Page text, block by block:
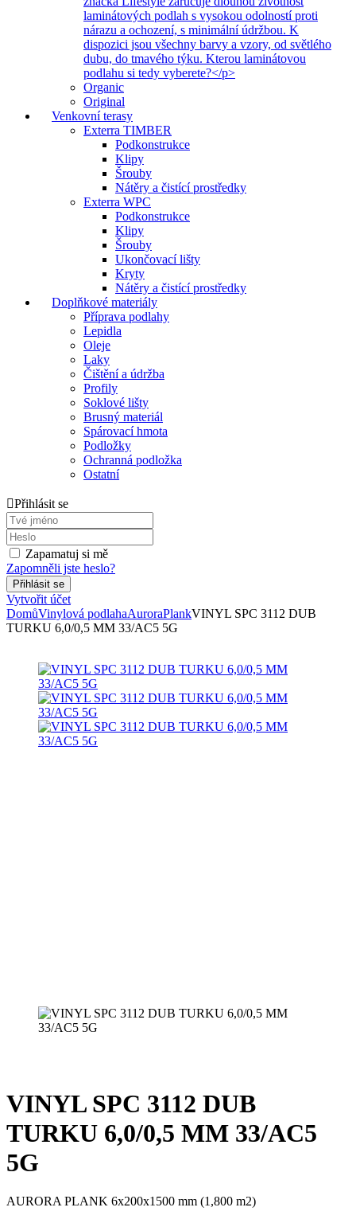
laminátových podlah s vysokou odolností proti
nárazu a ochození, s minimální údržbou. K
dispozici jsou všechny barvy a vzory, od světlého
dubu, do tmavého týku. Kterou laminátovou
podlahu si tedy vyberete?</p>
Organic
Original
Venkovní terasy
Exterra TIMBER
Podkonstrukce
Klipy
Šrouby
Nátěry a čistící prostředky
Exterra WPC
Podkonstrukce
Klipy
Šrouby
Ukončovací lišty
Kryty
Nátěry a čistící prostředky
Doplňkové materiály
Příprava podlahy
Lepidla
Oleje
Laky
Čištění a údržba
Profily
Soklové lišty
Brusný materiál
Spárovací hmota
Podložky
Ochranná podložka
Ostatní
Přihlásit se
Zapamatuj si mě
Zapomněli jste heslo?
Vytvořit účet
DomůVinylová podlahaAuroraPlankVINYL SPC 3112 DUB
TURKU 6,0/0,5 MM 33/AC5 5G
VINYL SPC 3112 DUB
TURKU 6,0/0,5 MM 33/AC5
5G
AURORA PLANK 6x200x1500 mm (1,800 m2)